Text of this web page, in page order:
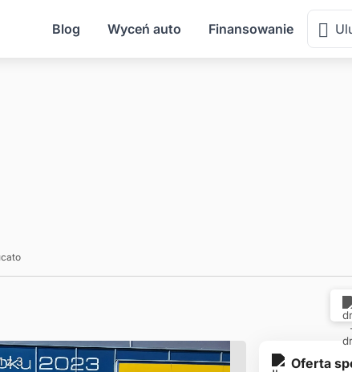
Blog Wyceń auto Finansowanie
z 3 Oferta